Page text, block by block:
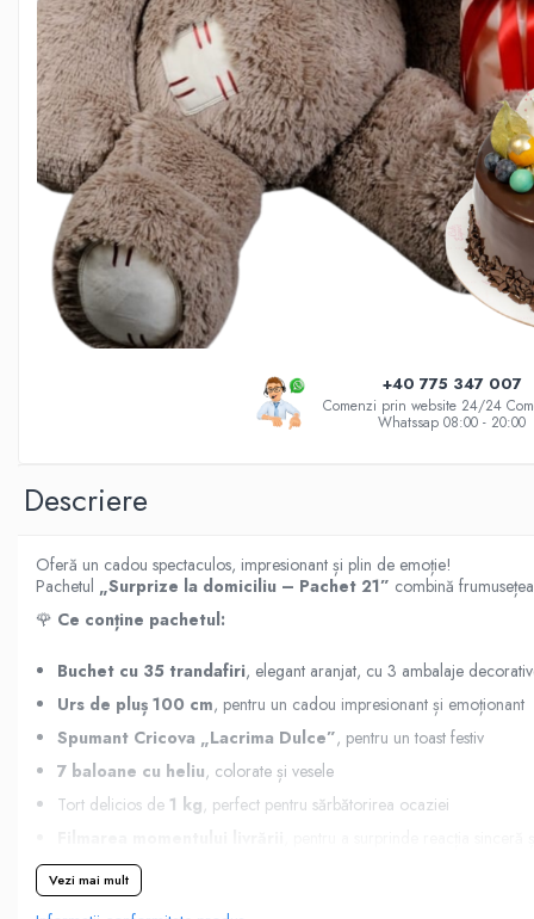
BUCHETE AMARYLLIS
BUCHETE BUJORI
BUCHETE CORPORATE
BUCHETE CRINI
BUCHETE CRIZANTEME
BUCHETE DE ALSTROMERIA
BUCHETE DELUXE
BUCHETE FREZII
BUCHETE FUNERARE
BUCHETE GERBERA
BUCHETE LALELE
BUCHETE MARI
BUCHETE MINIROSE
BUCHETE PENTRU BĂRBAȚI
BUCHETE TRANDAFIRI
DE TRANDAFIRI ALBASTRI
DE TRANDAFIRI ALBI
DE TRANDAFIRI MOV
+40 775 347 007
Comenzi prin website 24/24
Whatssap 08:00 - 20:00
Descriere
Oferă un cadou spectaculos, impresionant și plin de emoție!
Pachetul „Surprize la domiciliu – Pachet 21” combină
🌹 Ce conține pachetul:
Buchet cu 35 trandafiri, elegant aranjat, cu 3 ambalaje
Urs de pluș 100 cm, pentru un cadou impresionant și emoționant
Spumant Cricova „Lacrima Dulce”, pentru un toast festiv
7 baloane cu heliu, colorate și vesele
Tort delicios de 1 kg, perfect pentru sărbătorirea ocaziei
💌Cum se desfășoară surpriza:
Colega noastră va livra personal pachetul, va transmite mesajul dvs. de
Vezi mai mult